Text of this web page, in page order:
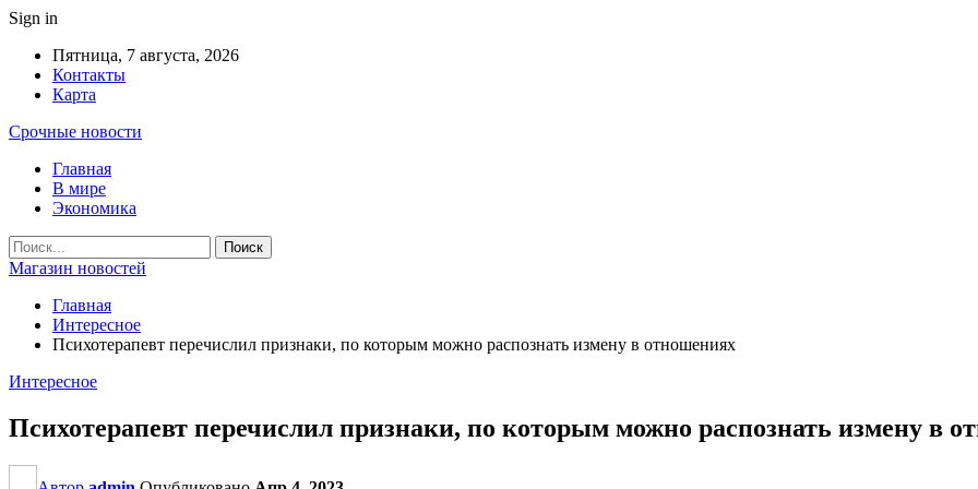
Sign in
Пятница, 7 августа, 2026
Контакты
Карта
Срочные новости
Главная
В мире
Экономика
Магазин новостей
Главная
Интересное
Психотерапевт перечислил признаки, по которым можно распознать измену в отношениях
Интересное
Психотерапевт перечислил признаки, по которым можно распознать измену в